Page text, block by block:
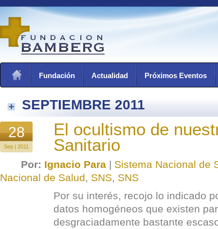
Fundación Actualidad Próximos Eventos
SEPTIEMBRE 2011
28
Sep | 2011
El ocultismo de
Sanitario
Por: Ignacio Para | Sistema Nacional de
Nacional de Salud, SNS, SNS
Por su interés, recojo lo indicado
datos homogéneos que existen
desgraciadamente bastante